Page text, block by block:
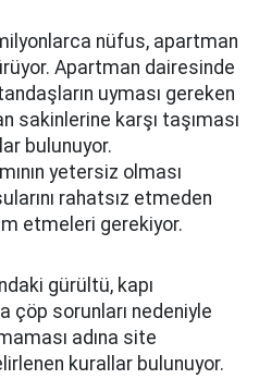
nüfus, apartman
Apartman dairesinde
uyması gereken
sakinlerine karşı taşıması
bulunuyor.
yetersiz olması
rahatsız etmeden
etmeleri gerekiyor.
gürültü, kapı
çöp sorunları nedeniyle
adına site
kurallar bulunuyor.